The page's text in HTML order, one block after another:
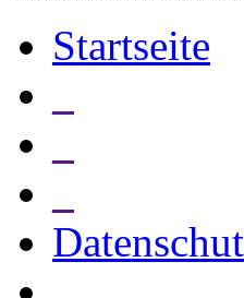
Startseite